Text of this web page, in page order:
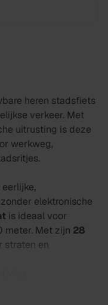
heren stadsfiets
verkeer. Met
uitrusting is deze
werkweg,
elektronische
is ideaal voor
meter. Met zijn 28
straten en
een